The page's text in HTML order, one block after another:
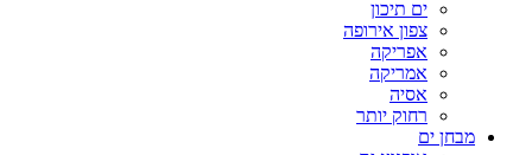
ים תיכון
צפון אירופה
אפריקה
אמריקה
אסיה
רחוק יותר
מבחן ים